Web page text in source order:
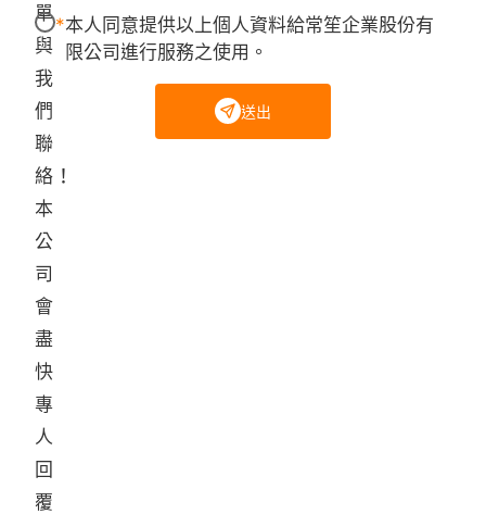
單
與
我
們
聯
絡！
本
公
司
會
盡
快
專
人
回
覆
本人同意提供以上個人資料給常笙企業股份有
限公司進行服務之使用。
送出